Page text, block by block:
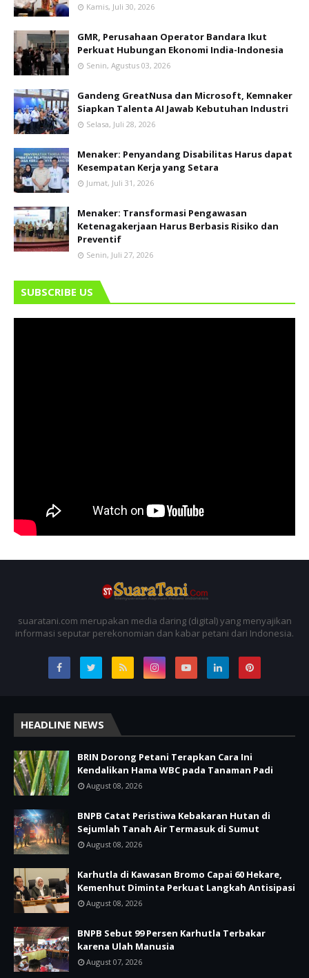
Kamis, Juli 30, 2026
GMR, Perusahaan Operator Bandara Ikut
Perkuat Hubungan Ekonomi India-Indonesia
Senin, Agustus 03, 2026
Gandeng GreatNusa dan Microsoft, Kemnaker
Siapkan Talenta AI Jawab Kebutuhan Industri
Selasa, Juli 28, 2026
Menaker: Penyandang Disabilitas Harus dapat
Kesempatan Kerja yang Setara
Jumat, Juli 31, 2026
Menaker: Transformasi Pengawasan
Ketenagakerjaan Harus Berbasis Risiko dan
Preventif
Senin, Juli 27, 2026
SUBSCRIBE US
suaratani.com merupakan media daring (digital) yang menyajikan
informasi seputar perekonomian dan kabar petani dari Indonesia.
HEADLINE NEWS
BRIN Dorong Petani Terapkan Cara Ini
Kendalikan Hama WBC pada Tanaman Padi
August 08, 2026
BNPB Catat Peristiwa Kebakaran Hutan di
Sejumlah Tanah Air Termasuk di Sumut
August 08, 2026
Karhutla di Kawasan Bromo Capai 60 Hekare,
Kemenhut Diminta Perkuat Langkah Antisipasi
August 08, 2026
BNPB Sebut 99 Persen Karhutla Terbakar
karena Ulah Manusia
August 07, 2026